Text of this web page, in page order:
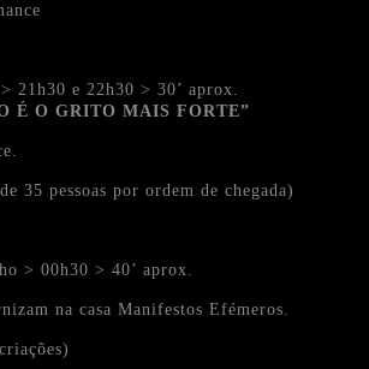
21h30 e 22h30 > 30’ aprox.
É O GRITO MAIS FORTE”
35 pessoas por ordem de chegada)
> 00h30 > 40’ aprox.
na casa Manifestos Efémeros.